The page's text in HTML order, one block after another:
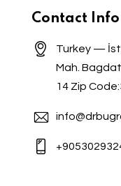
Contact Info
Turkey —
Mah.
14 Zip